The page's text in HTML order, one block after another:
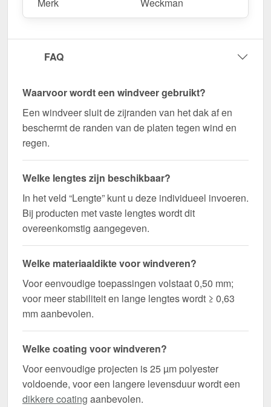
maat gemaakt voor uw project & snel geleverd!
nu en profiteer van een snelle levering!
FAQ
Waarvoor wordt een windveer gebruikt?
Een windveer sluit de zijranden van het dak af en
beschermt de randen van de platen tegen wind en
regen.
Welke lengtes zijn beschikbaar?
In het veld “Lengte” kunt u deze individueel invoeren.
Bij producten met vaste lengtes wordt dit
overeenkomstig aangegeven.
Welke materiaaldikte voor windveren?
Voor eenvoudige toepassingen volstaat 0,50 mm;
voor meer stabiliteit en lange lengtes wordt ≥ 0,63
mm aanbevolen.
Welke coating voor windveren?
Voor eenvoudige projecten is 25 µm polyester
voldoende, voor een langere levensduur wordt een
dikkere coating aanbevolen.